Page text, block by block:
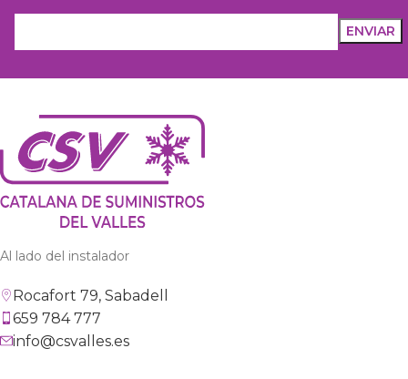
Al lado del instalador
Rocafort 79, Sabadell
659 784 777
info@csvalles.es